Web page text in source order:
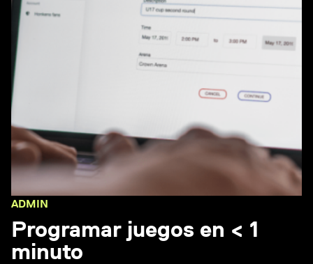
ADMIN
Programar juegos en < 1
minuto